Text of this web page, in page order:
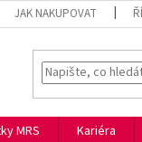
JAK NAKUPOVAT
MRS Kariéra